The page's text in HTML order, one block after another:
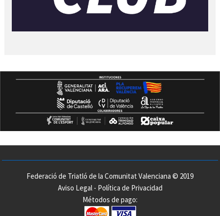
Federació de Triatló de la Comunitat Valenciana © 2019
Aviso Legal- Política de Privacidad
Métodos de pago: